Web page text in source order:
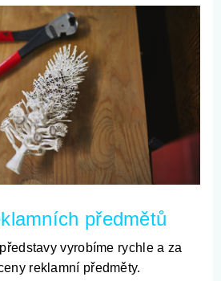
předmětů
vyrobíme rychle a za
reklamní předměty.